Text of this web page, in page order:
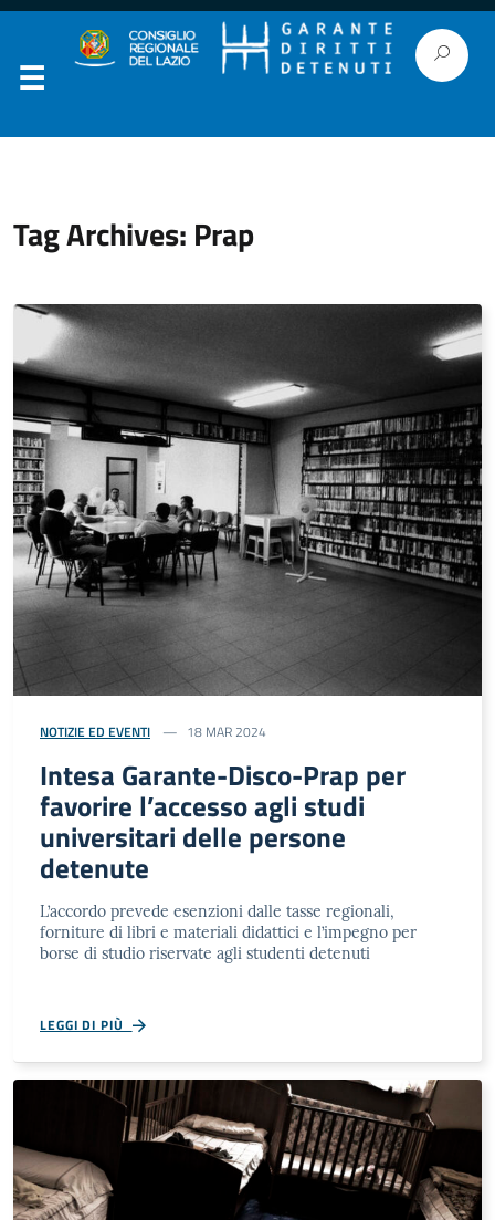
Tag Archives: Prap
NOTIZIE ED EVENTI 18 MAR 2024
Intesa Garante-Disco-Prap per
favorire l’accesso agli studi
universitari delle persone
detenute
L’accordo prevede esenzioni dalle tasse regionali,
forniture di libri e materiali didattici e l’impegno per
borse di studio riservate agli studenti detenuti
LEGGI DI PIÙ